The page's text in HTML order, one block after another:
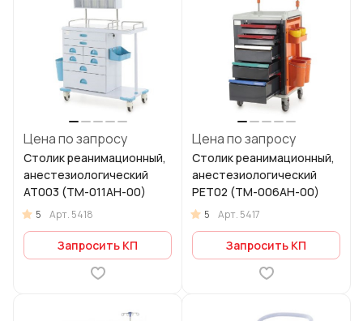
Цена по запросу
Столик реанимационный,
анестезиологический
AT003 (ТМ-011АН-00)
5 Арт. 5418
Запросить КП
Цена по запросу
Столик реанимационный,
анестезиологический
PET02 (ТМ-006АН-00)
5 Арт. 5417
Запросить КП